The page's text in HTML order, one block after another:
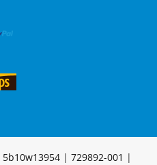
5b10w13954 | 729892-001 |